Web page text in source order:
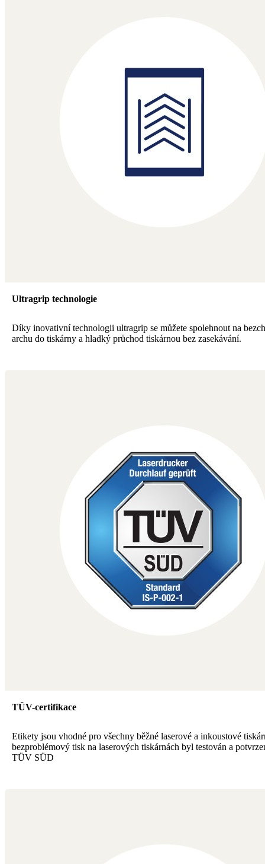
Ultragrip technologie
Díky inovativní technologii ultragrip se můžete spolehnout na
archu do tiskárny a hladký průchod tiskárnou bez zasekávání.
TÜV-certifikace
Etikety jsou vhodné pro všechny běžné laserové a inkoustové
bezproblémový tisk na laserových tiskárnách byl testován a
TÜV SÜD